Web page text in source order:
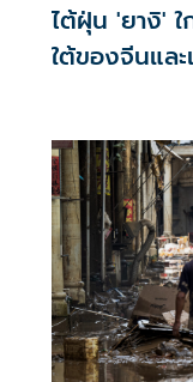
ไต้ฝุ่น 'ยางิ'
ใต้ของจีนแล